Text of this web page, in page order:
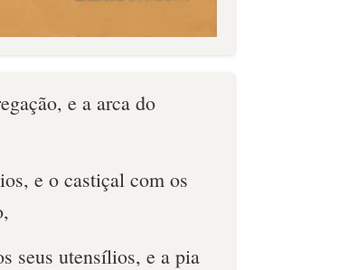
e a arca do
e o castiçal com os
seus utensílios, e a pia